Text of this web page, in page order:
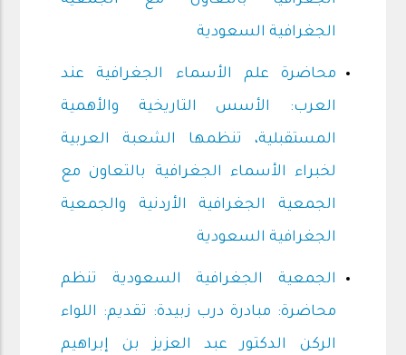
الجغرافية السعودية
محاضرة علم الأسماء الجغرافية عند
العرب: الأسس التاريخية والأهمية
المستقبلية، تنظمها الشعبة العربية
لخبراء الأسماء الجغرافية بالتعاون مع
الجمعية الجغرافية الأردنية والجمعية
الجغرافية السعودية
الجمعية الجغرافية السعودية تنظم
محاضرة: مبادرة درب زبيدة: تقديم: اللواء
الركن الدكتور عبد العزيز بن إبراهيم